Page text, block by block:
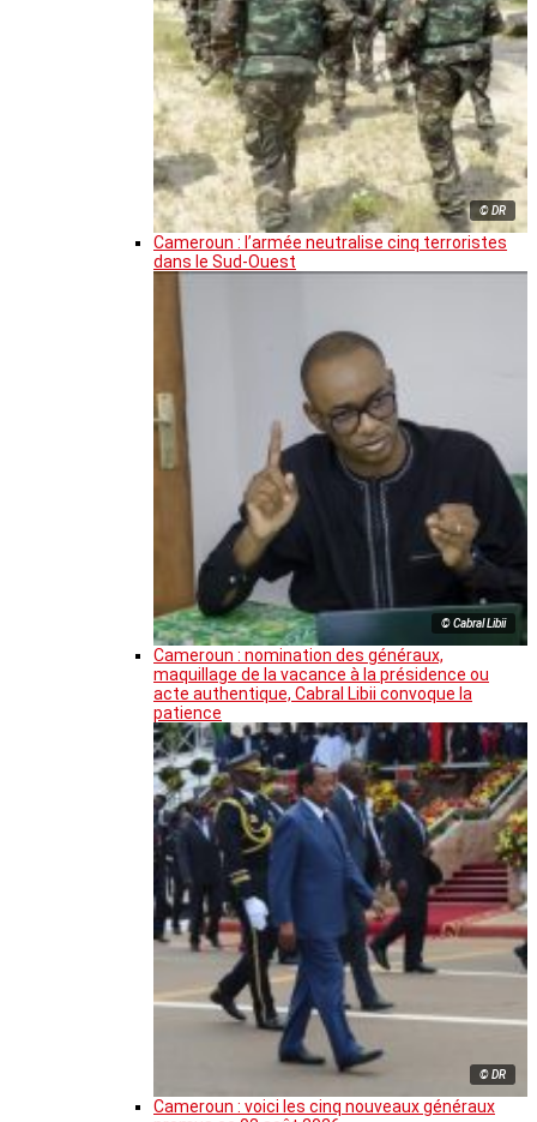
© DR
Cameroun : l’armée neutralise cinq terroristes
dans le Sud-Ouest
© Cabral Libii
Cameroun : nomination des généraux,
maquillage de la vacance à la présidence ou
acte authentique, Cabral Libii convoque la
patience
© DR
Cameroun : voici les cinq nouveaux généraux